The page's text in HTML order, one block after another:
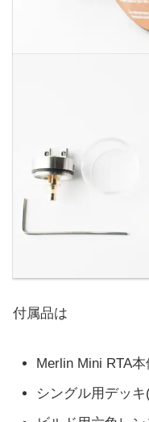
付属品は
Merlin Mini RTA本
シングル用デッ